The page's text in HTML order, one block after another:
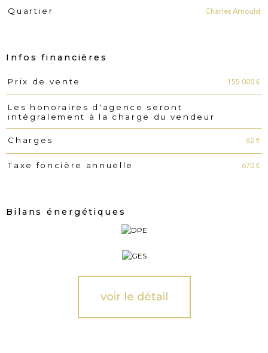
Quartier Charles Arnould
Infos financières
Caractéristiques Valeurs
Prix de vente 155 000 €
Les honoraires d'agence seront
intégralement à la charge du vendeur
Charges 62 €
Taxe foncière annuelle 670 €
Bilans énergétiques
voir le détail